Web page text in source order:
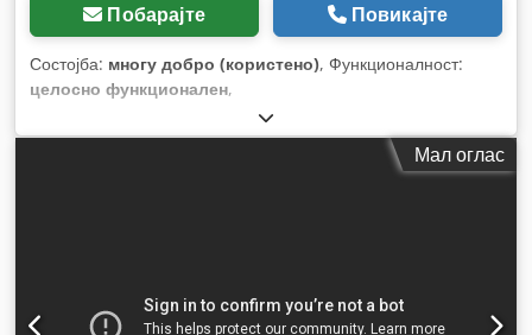
Побарајте Повикајте
Состојба: многу добро (користено), Функционалност:
целосно функционален,
Мал оглас